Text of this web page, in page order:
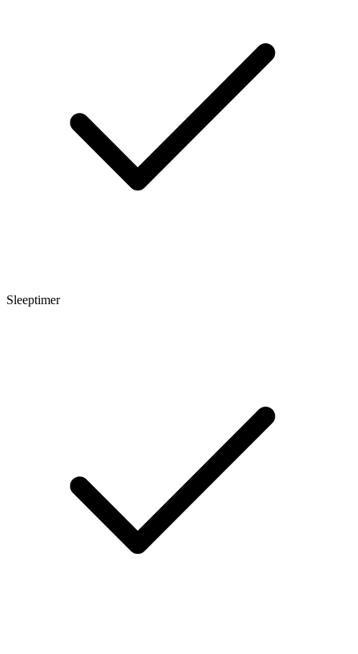
Sleeptimer